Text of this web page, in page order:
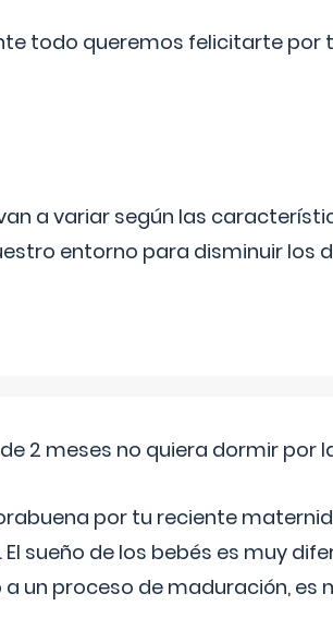
todo queremos felicitarte por
a variar según las
entorno para disminuir los
2 meses no quiera dormir por
por tu reciente
sueño de los bebés es muy
un proceso de maduración, es